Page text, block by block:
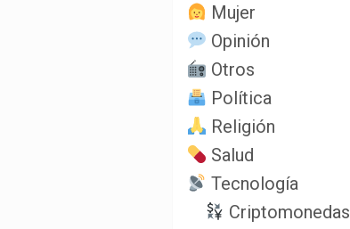
Mujer
Opinión
Otros
Política
Religión
Salud
Tecnología
Criptomonedas